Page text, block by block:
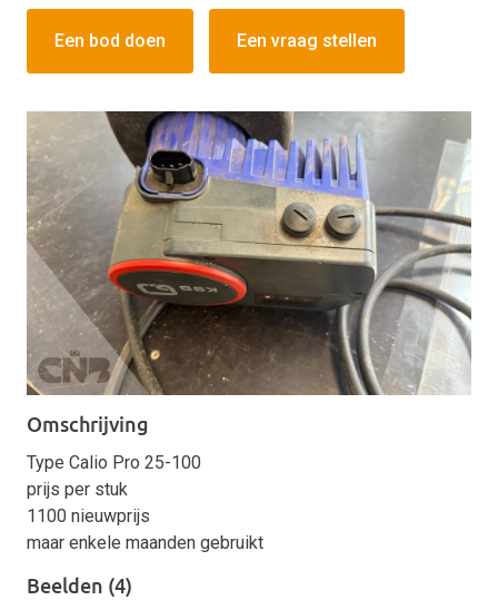
Een bod doen Een vraag stellen
Omschrijving
Type Calio Pro 25-100
prijs per stuk
1100 nieuwprijs
maar enkele maanden gebruikt
Beelden (4)